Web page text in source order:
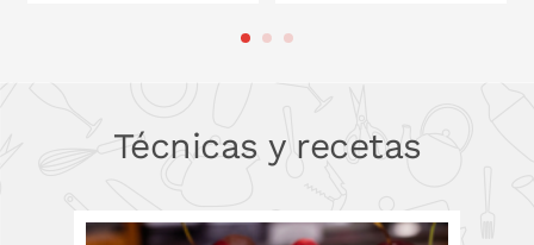
PONLO EN LA CESTA PONLO EN LA CESTA
Técnicas y recetas